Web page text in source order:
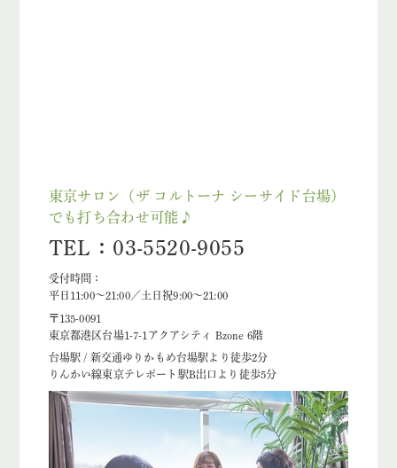
東京サロン（ザ コルトーナ シーサイド台場）
でも打ち合わせ可能♪
TEL：03-5520-9055
受付時間：
平日11:00～21:00／土日祝9:00～21:00
〒135-0091
東京都港区台場1-7-1アクアシティ Bzone 6階
台場駅 / 新交通ゆりかもめ台場駅より徒歩2分
りんかい線東京テレポート駅B出口より徒歩5分